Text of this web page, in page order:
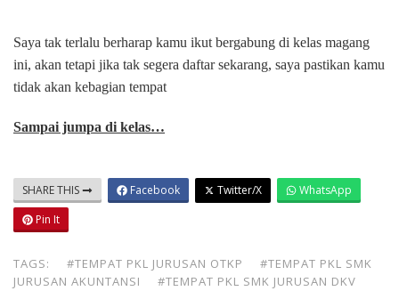
Saya tak terlalu berharap kamu ikut bergabung di kelas magang
ini, akan tetapi jika tak segera daftar sekarang, saya pastikan kamu
tidak akan kebagian tempat
Sampai jumpa di kelas…
SHARE THIS Facebook Twitter/X
WhatsApp
Pin It
TAGS: #TEMPAT PKL JURUSAN OTKP
#TEMPAT PKL SMK
JURUSAN AKUNTANSI
#TEMPAT PKL SMK JURUSAN DKV